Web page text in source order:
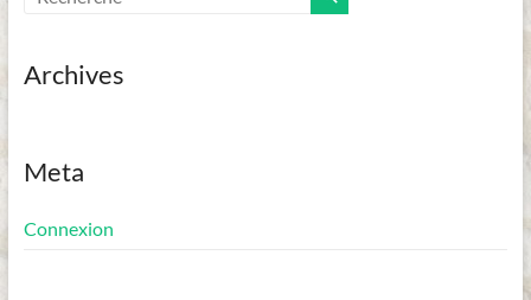
Archives
Meta
Connexion